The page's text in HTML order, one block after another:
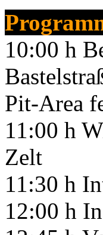
10:00 h
Pit-Area
11:00 h
Zelt
11:30 h
12:00 h